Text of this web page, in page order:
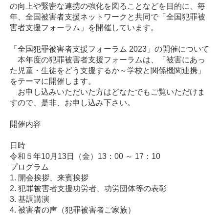
の向上や緊密な連携の強化を図ることなどを目的に、毎
年、全国被害者支援ネットワークと共同で「全国犯罪被
害者支援フォーラム」を開催しています。
「全国犯罪被害者支援フォーラム 2023」の開催について
本年度の犯罪被害者支援フォーラムは、「被害にあっ
た児童・生徒をどう支援するか～学校と関係機関連携」
をテーマに開催します。
お申し込みいただいた方はどなたでもご覧いただけま
すので、是非、お申し込み下さい。
開催内容
日時
令和５年10月13日（金）13：00 ～ 17：10
プログラム
1. 開会挨拶、来賓挨拶
2. 犯罪被害者支援功労者、功労団体等の表彰
3. 基調講演
4. 被害者の声（犯罪被害者ご家族）